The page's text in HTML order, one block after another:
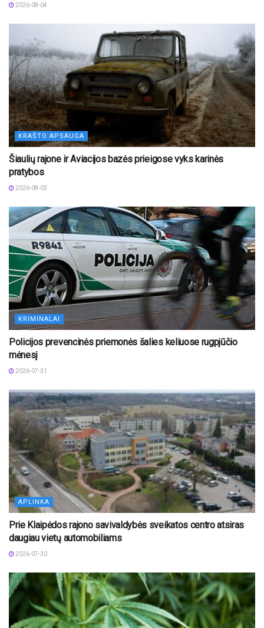
2026-08-04
KRAŠTO APSAUGA
Šiaulių rajone ir Aviacijos bazės prieigose vyks karinės
pratybos
2026-08-03
KRIMINALAI
Policijos prevencinės priemonės šalies keliuose rugpjūčio
mėnesį
2026-07-31
APLINKA
Prie Klaipėdos rajono savivaldybės sveikatos centro atsiras
daugiau vietų automobiliams
2026-07-30